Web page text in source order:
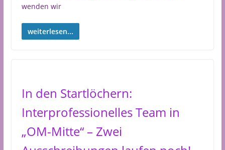
wenden wir
weiterlesen...
In den Startlöchern:
Interprofessionelles Team in
„OM-Mitte“ – Zwei